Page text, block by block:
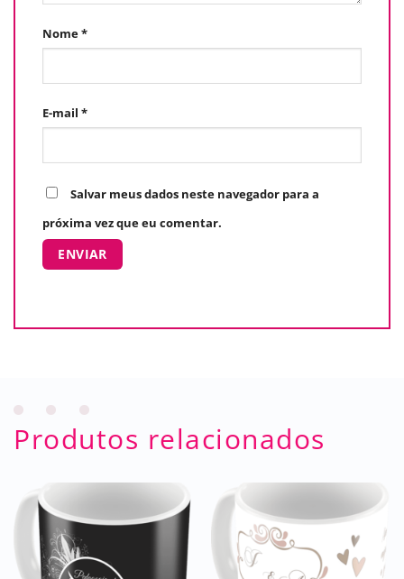
Nome*
E-mail *
Salvar meus dados neste navegador para a
próxima vez que eu comentar.
Produtos relacionados